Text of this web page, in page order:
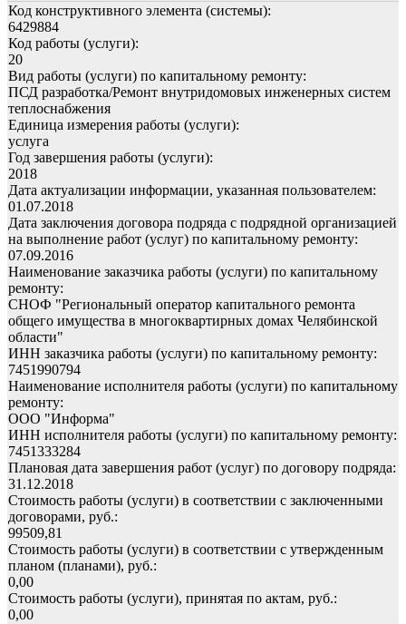
Код конструктивного элемента (системы):
6429884
Код работы (услуги):
20
Вид работы (услуги) по капитальному ремонту:
ПСД разработка/Ремонт внутридомовых инженерных систем
теплоснабжения
Единица измерения работы (услуги):
услуга
Год завершения работы (услуги):
2018
Дата актуализации информации, указанная пользователем:
01.07.2018
Дата заключения договора подряда с подрядной организацией
на выполнение работ (услуг) по капитальному ремонту:
07.09.2016
Наименование заказчика работы (услуги) по капитальному
ремонту:
СНОФ "Региональный оператор капитального ремонта
общего имущества в многоквартирных домах Челябинской
области"
ИНН заказчика работы (услуги) по капитальному ремонту:
7451990794
Наименование исполнителя работы (услуги) по капитальному
ремонту:
ООО "Информа"
ИНН исполнителя работы (услуги) по капитальному ремонту:
7451333284
Плановая дата завершения работ (услуг) по договору подряда:
31.12.2018
Стоимость работы (услуги) в соответствии с заключенными
договорами, руб.:
99509,81
Стоимость работы (услуги) в соответствии с утвержденным
планом (планами), руб.:
0,00
Стоимость работы (услуги), принятая по актам, руб.:
0,00